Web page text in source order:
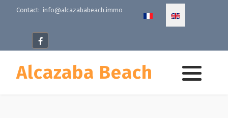
Contact: info@alcazababeach.immo
Alcazaba Beach